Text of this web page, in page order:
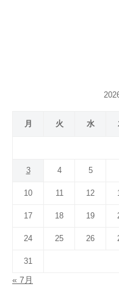
月 火 水
3 4 5
10 11 12
17 18 19
24 25 26
31
« 7月